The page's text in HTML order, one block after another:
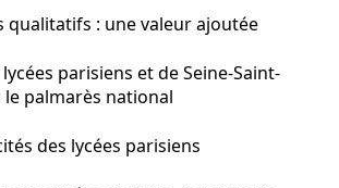
qualitatifs : une valeur ajoutée
parisiens et de Seine-Saint-
le palmarès national
des lycées parisiens